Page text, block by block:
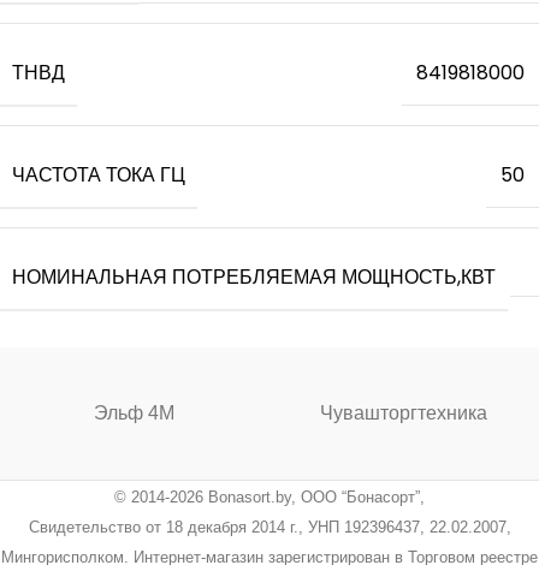
ТНВД 8419818000
ЧАСТОТА ТОКА ГЦ 50
НОМИНАЛЬНАЯ ПОТРЕБЛЯЕМАЯ МОЩНОСТЬ,КВТ
Эльф 4М Чувашторгтехника
© 2014-2026 Bonasort.by, ООО “Бонасорт”,
Свидетельство от 18 декабря 2014 г., УНП 192396437, 22.02.2007,
Мингорисполком. Интернет-магазин зарегистрирован в Торговом реестре